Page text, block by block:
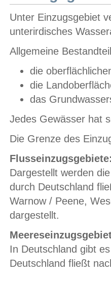
Unter Einzugsgebiet
unterirdisches
Allgemeine
die
die
das
Jedes Gewässer hat
Die Grenze des
Dargestellt werden
durch Deutschland
Warnow / Peene,
dargestellt.
In Deutschland gibt
Deutschland fließt